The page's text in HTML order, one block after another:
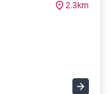
2.3km